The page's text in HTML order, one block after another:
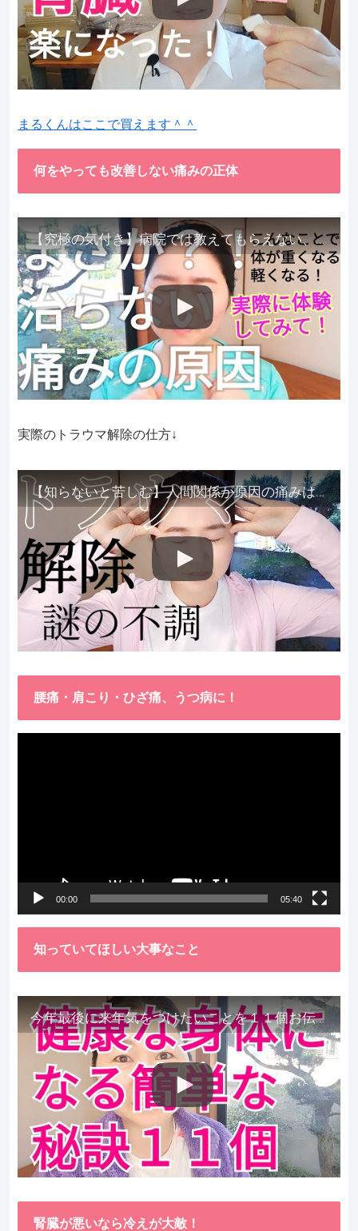
まるくんはここで買えます＾＾
何をやっても改善しない痛みの正体
【究極の気付き】病院では教えてもらえない、その長年悩んできた痛み、症状、どうして治らないのか？痛みの正体、実際に今すぐ試して知ってほしい。
実際のトラウマ解除の仕方↓
【知らないと苦しむ】人間関係が原因の痛みはトラウマ解除が必須。病院に行っても原因不明で治らない不調はこれをしてからケアしてみてください。
腰痛・肩こり・ひざ痛、うつ病に！
00:00 05:40
知っていてほしい大事なこと
今年最後に来年気をつけたいことを１１個お伝えします。
腎臓が悪いなら冷えが大敵！